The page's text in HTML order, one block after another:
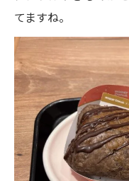
てますね。